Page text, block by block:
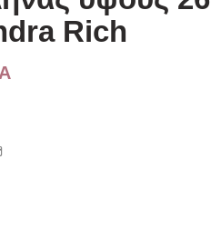
Rich